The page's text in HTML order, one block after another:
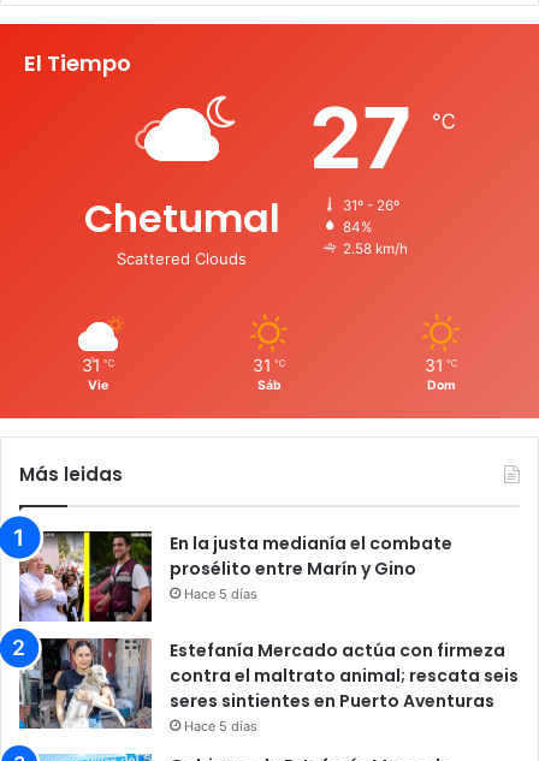
El Tiempo
Chetumal
Scattered Clouds
27 ℃
31º - 26º
84%
2.58 km/h
31 ℃
Vie
31 ℃
Sáb
31 ℃
Dom
Más leidas
En la justa medianía el combate
prosélito entre Marín y Gino
Hace 5 días
Estefanía Mercado actúa con firmeza
contra el maltrato animal; rescata seis
seres sintientes en Puerto Aventuras
Hace 5 días